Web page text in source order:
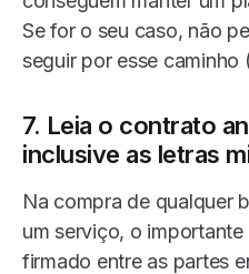
Se for o seu caso, não
seguir por esse caminho
7. Leia o contrato
inclusive as letras
Na compra de qualquer
um serviço, o
firmado entre as partes